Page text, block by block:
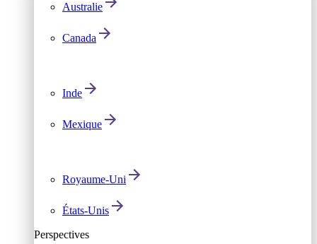
Australie
Canada
Inde
Mexique
Royaume-Uni
États-Unis
Perspectives